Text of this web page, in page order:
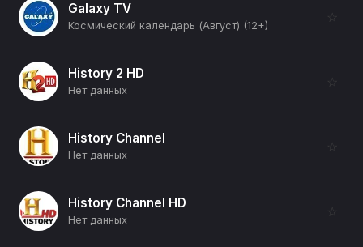
Galaxy TV
Космический календарь (Август) (12+)
☆
History 2 HD
Нет данных
☆
History Channel
Нет данных
☆
History Channel HD
Нет данных
☆